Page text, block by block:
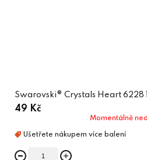
Swarovski® Crystals Heart
49 Kč
Momentálně